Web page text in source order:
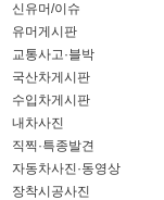
신유머/이슈
유머게시판
교통사고·블박
국산차게시판
수입차게시판
내차사진
직찍·특종발견
자동차사진·동영상
장착시공사진